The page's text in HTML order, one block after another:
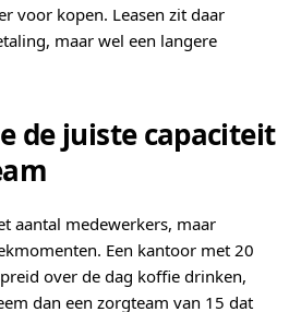
voor kopen. Leasen zit daar
maar wel een langere
de juiste capaciteit
aantal medewerkers, maar
Een kantoor met 20
over de dag koffie drinken,
dan een zorgteam van 15 dat